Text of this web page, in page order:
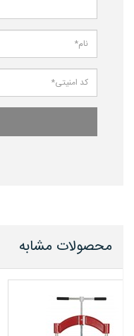
محصولات مشابه